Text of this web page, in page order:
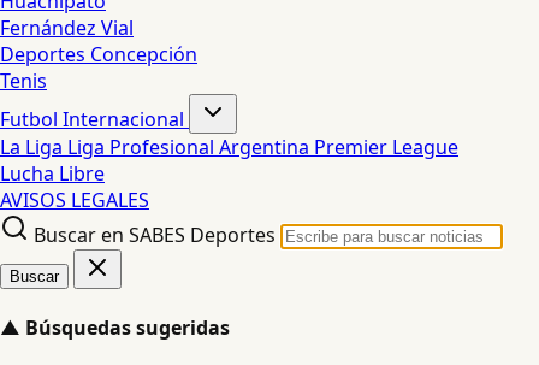
Fernández Vial
Deportes Concepción
Tenis
Futbol Internacional
La Liga Liga Profesional Argentina Premier League
Lucha Libre
AVISOS LEGALES
Buscar en SABES Deportes
Buscar
▲ Búsquedas sugeridas